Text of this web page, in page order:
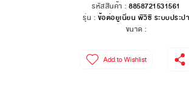
รหัสสินค้า : 8858721531561
รุ่น : ข้อต่อยูเนี่ยน พีวีซี ระบบประปา
ขนาด :
Add to Wishlist